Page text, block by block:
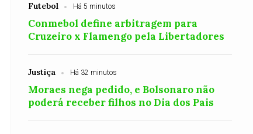
Futebol Há 5 minutos
Conmebol define arbitragem para
Cruzeiro x Flamengo pela Libertadores
Justiça Há 32 minutos
Moraes nega pedido, e Bolsonaro não
poderá receber filhos no Dia dos Pais